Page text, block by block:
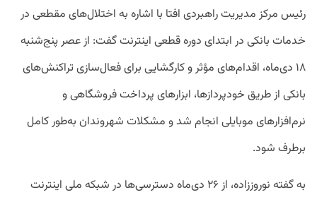
رئیس مرکز مدیریت راهبردی افتا با اشاره به اختلال‌های مقطعی در
خدمات بانکی در ابتدای دوره قطعی اینترنت گفت: از عصر پنج‌شنبه
۱۸ دی‌ماه، اقدام‌های مؤثر و کارگشایی برای فعال‌سازی تراکنش‌های
بانکی از طریق خودپردازها، ابزارهای پرداخت فروشگاهی و
نرم‌افزارهای موبایلی انجام شد و مشکلات شهروندان به‌طور کامل
برطرف شود.
به گفته نوروززاده، از ۲۶ دی‌ماه دسترسی‌ها در شبکه ملی اینترنت